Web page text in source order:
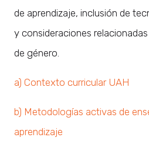
de aprendizaje, inclusión de
y consideraciones
de género.
a) Contexto curricular UAH
b) Metodologías activas de
aprendizaje